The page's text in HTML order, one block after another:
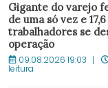
Gigante do varejo
de uma só vez e
trabalhadores se
operação
09.08.2026 19:03
leitura